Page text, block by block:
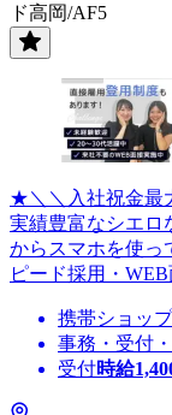
ド高岡/AF5
★＼＼入社祝金最
実績豊富なシエ
からスマホを使っ
ピード採用・
携帯ショップ
事務・受付
受付時給